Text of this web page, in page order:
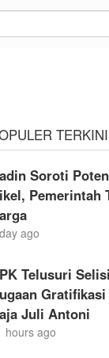
TERKINI
Soroti
Pemerintah
ago
Telusuri
Juli Antoni
hours ago